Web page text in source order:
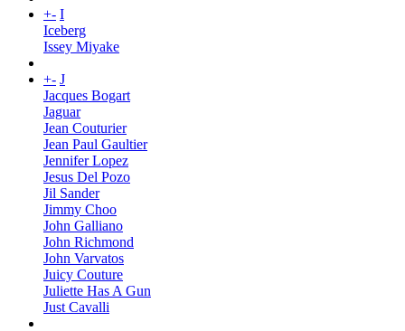
+- I
Iceberg
Issey Miyake
+- J
Jacques Bogart
Jaguar
Jean Couturier
Jean Paul Gaultier
Jennifer Lopez
Jesus Del Pozo
Jil Sander
Jimmy Choo
John Galliano
John Richmond
John Varvatos
Juicy Couture
Juliette Has A Gun
Just Cavalli